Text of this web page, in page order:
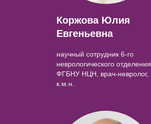
Коржова Юлия
Евгеньевна
научный сотрудник 6-го
неврологического отделения
ФГБНУ НЦН, врач-невролог,
к.м.н.